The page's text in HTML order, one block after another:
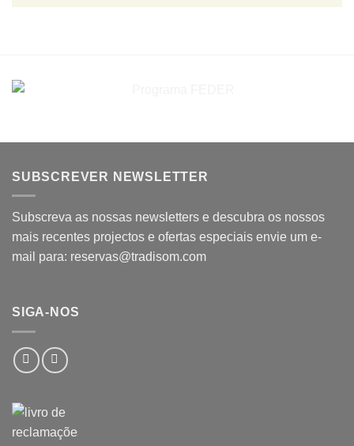
SUBSCREVER NEWSLETTER
Subscreva as nossas newsletters e descubra os nossos
mais recentes projectos e ofertas especiais envie um e-
mail para: reservas@tradisom.com
SIGA-NOS